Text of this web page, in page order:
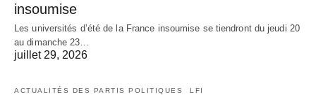
insoumise
Les universités d’été de la France insoumise se tiendront du jeudi 20
au dimanche 23…
juillet 29, 2026
ACTUALITÉS DES PARTIS POLITIQUES LFI